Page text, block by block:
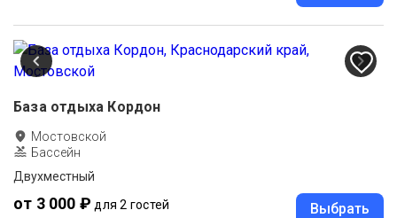
База отдыха Кордон
Мостовской
Бассейн
Двухместный
от 3 000 ₽ для 2 гостей Выбрать